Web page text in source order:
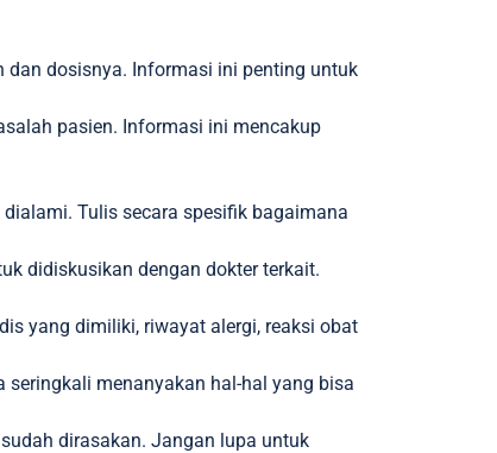
dan dosisnya. Informasi ini penting untuk
pasien. Informasi ini mencakup
Tulis secara spesifik bagaimana
didiskusikan dengan dokter terkait.
yang dimiliki, riwayat alergi, reaksi obat
menanyakan hal-hal yang bisa
dirasakan. Jangan lupa untuk